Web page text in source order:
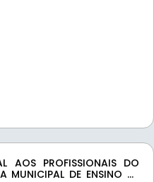
AOS PROFISSIONAIS DO
MUNICIPAL DE ENSINO DE